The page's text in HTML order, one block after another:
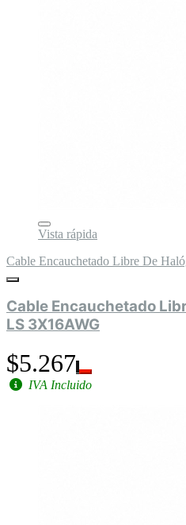
Vista rápida
Cable Encauchetado Libre De
Cable Encauchetado
LS 3X16AWG
$5.267
IVA Incluido